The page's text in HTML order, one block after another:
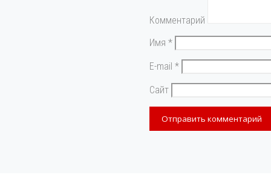
Комментарий
Имя*
E-mail*
Сайт